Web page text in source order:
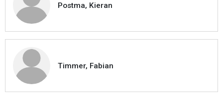
Postma, Kieran
Timmer, Fabian